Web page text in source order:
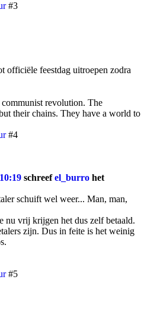
#3
officiële feestdag uitroepen zodra
revolution. The
their chains. They have a world to
#4
schreefel_burro het
schuift wel weer... Man, man,
nu vrij krijgen het dus zelf betaald.
zijn. Dus in feite is het weinig
#5